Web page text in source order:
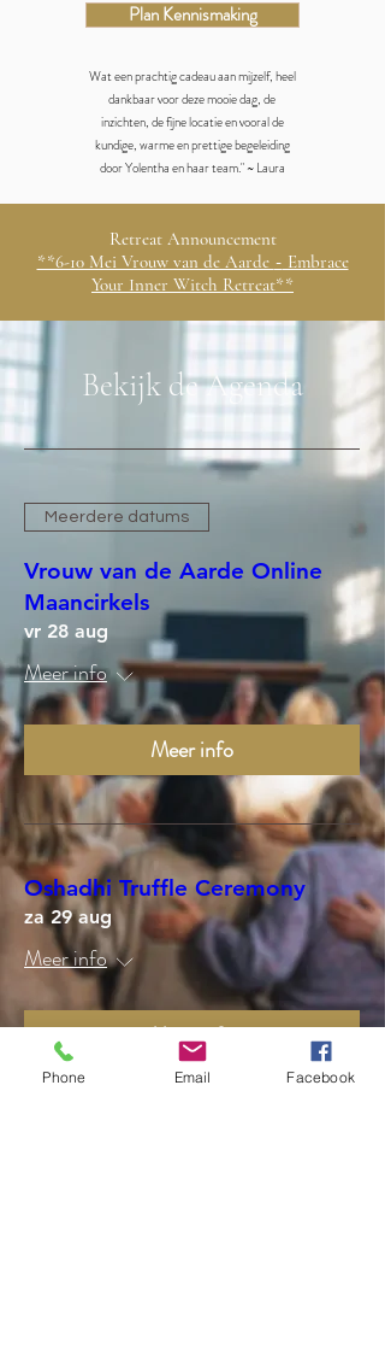
Plan Kennismaking
Wat een prachtig cadeau aan mijzelf, heel
dankbaar voor deze mooie dag, de
inzichten, de fijne locatie en vooral de
kundige, warme en prettige begeleiding
door Yolentha en haar team." ~ Laura​
Retreat Announcement
**6-10 Mei Vrouw van de Aarde - Embrace
Your Inner Witch Retreat**
Bekijk de Agenda
Meerdere datums
Vrouw van de Aarde Online
Maancirkels
vr 28 aug
Meer info
Meer info
Oshadhi Truffle Ceremony
za 29 aug
Meer info
Meer info
Phone Email Facebook